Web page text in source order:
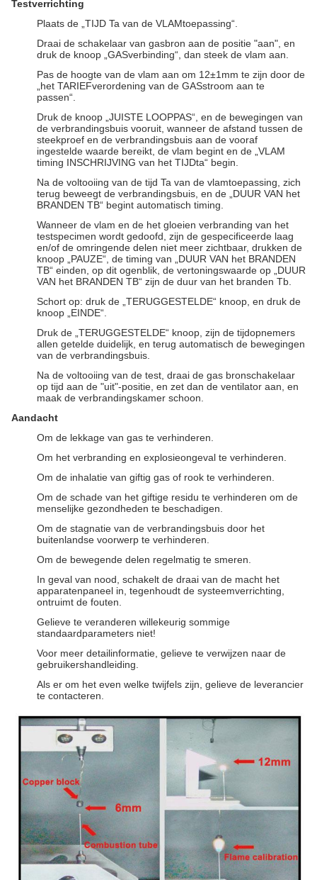
Testverrichting
Plaats de „TIJD Ta van de VLAMtoepassing“.
Draai de schakelaar van gasbron aan de positie "aan", en
druk de knoop „GASverbinding“, dan steek de vlam aan.
Pas de hoogte van de vlam aan om 12±1mm te zijn door de
„het TARIEFverordening van de GASstroom aan te
passen“.
Druk de knoop „JUISTE LOOPPAS“, en de bewegingen van
de verbrandingsbuis vooruit, wanneer de afstand tussen de
steekproef en de verbrandingsbuis aan de vooraf
ingestelde waarde bereikt, de vlam begint en de „VLAM
timing INSCHRIJVING van het TIJDta“ begin.
Na de voltooiing van de tijd Ta van de vlamtoepassing, zich
terug beweegt de verbrandingsbuis, en de „DUUR VAN het
BRANDEN TB“ begint automatisch timing.
Wanneer de vlam en de het gloeien verbranding van het
testspecimen wordt gedoofd, zijn de gespecificeerde laag
en/of de omringende delen niet meer zichtbaar, drukken de
knoop „PAUZE“, de timing van „DUUR VAN het BRANDEN
TB“ einden, op dit ogenblik, de vertoningswaarde op „DUUR
VAN het BRANDEN TB“ zijn de duur van het branden Tb.
Schort op: druk de „TERUGGESTELDE“ knoop, en druk de
knoop „EINDE“.
Druk de „TERUGGESTELDE“ knoop, zijn de tijdopnemers
allen getelde duidelijk, en terug automatisch de bewegingen
van de verbrandingsbuis.
Na de voltooiing van de test, draai de gas bronschakelaar
op tijd aan de "uit"-positie, en zet dan de ventilator aan, en
maak de verbrandingskamer schoon.
Aandacht
Om de lekkage van gas te verhinderen.
Om het verbranding en explosieongeval te verhinderen.
Om de inhalatie van giftig gas of rook te verhinderen.
Om de schade van het giftige residu te verhinderen om de
menselijke gezondheden te beschadigen.
Om de stagnatie van de verbrandingsbuis door het
buitenlandse voorwerp te verhinderen.
Om de bewegende delen regelmatig te smeren.
In geval van nood, schakelt de draai van de macht het
apparatenpaneel in, tegenhoudt de systeemverrichting,
ontruimt de fouten.
Gelieve te veranderen willekeurig sommige
standaardparameters niet!
Voor meer detailinformatie, gelieve te verwijzen naar de
gebruikershandleiding.
Als er om het even welke twijfels zijn, gelieve de leverancier
te contacteren.